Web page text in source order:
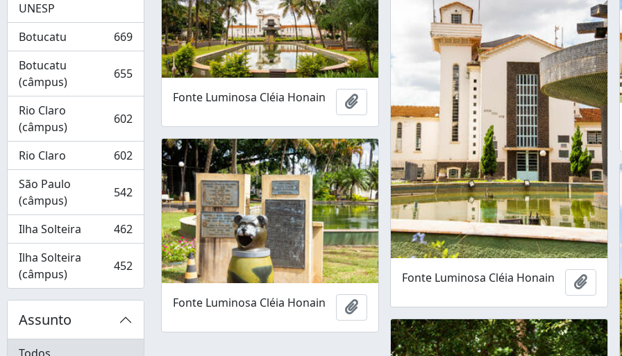
UNESP
Botucatu
, 669 resultados
669
Botucatu
(câmpus)
, 655 resultados 655
Rio Claro
(câmpus)
, 602 resultados 602
Rio Claro
, 602 resultados
602
São Paulo
(câmpus)
, 542 resultados 542
Ilha Solteira
, 462 resultados
462
Ilha Solteira
(câmpus)
, 452 resultados 452
Assunto
Fonte Luminosa Cléia Honain Adicionar à área de transferência
Fonte Luminosa Cléia Honain
Fonte Luminosa Cléia Honain Adicionar à área de transferência